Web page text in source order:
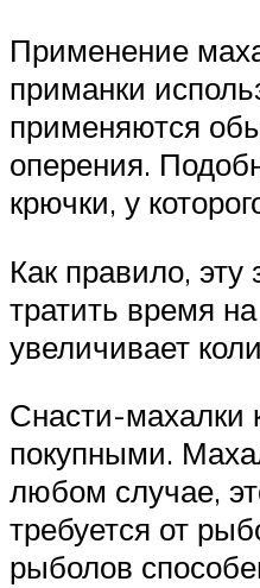
Применение
приманки
применяются
оперения.
крючки, у
Как правило,
тратить время
увеличивает
Снасти-махалки
покупными.
любом случае,
требуется от
рыболов